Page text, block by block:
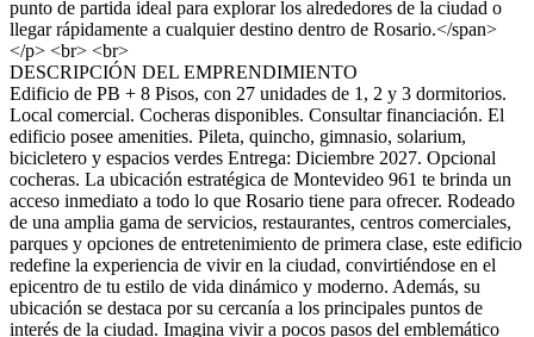
punto de partida ideal para explorar los alrededores de la ciudad o
llegar rápidamente a cualquier destino dentro de Rosario.</span>
</p> <br> <br>
DESCRIPCIÓN DEL EMPRENDIMIENTO
Edificio de PB + 8 Pisos, con 27 unidades de 1, 2 y 3 dormitorios.
Local comercial. Cocheras disponibles. Consultar financiación. El
edificio posee amenities. Pileta, quincho, gimnasio, solarium,
bicicletero y espacios verdes Entrega: Diciembre 2027. Opcional
cocheras. La ubicación estratégica de Montevideo 961 te brinda un
acceso inmediato a todo lo que Rosario tiene para ofrecer. Rodeado
de una amplia gama de servicios, restaurantes, centros comerciales,
parques y opciones de entretenimiento de primera clase, este edificio
redefine la experiencia de vivir en la ciudad, convirtiéndose en el
epicentro de tu estilo de vida dinámico y moderno. Además, su
ubicación se destaca por su cercanía a los principales puntos de
interés de la ciudad. Imagina vivir a pocos pasos del emblemático